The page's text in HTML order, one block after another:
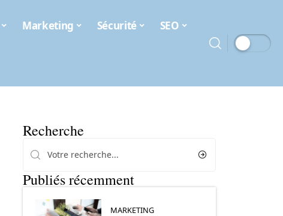
Marketing Sécurité SEO
Recherche
Publiés récemment
MARKETING